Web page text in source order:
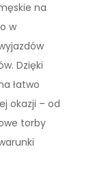
na
w
Dzięki
łatwo
okazji – od
torby